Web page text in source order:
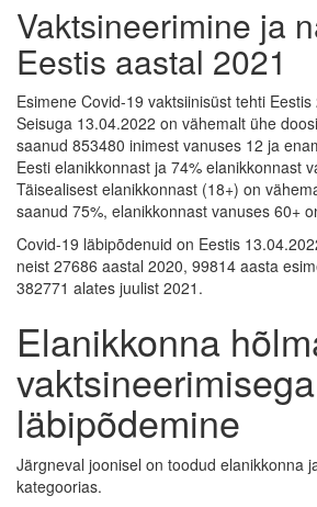
Vaktsineerimine ja
Eestis aastal 2021
Esimene Covid-19 vaktsiinisüst tehti
Seisuga 13.04.2022 on vähemalt ühe
saanud 853480 inimest vanuses 12 ja
Eesti elanikkonnast ja 74% elanikkonnast
Täisealisest elanikkonnast (18+) on
saanud 75%, elanikkonnast vanuses 60+
Covid-19 läbipõdenuid on Eestis
neist 27686 aastal 2020, 99814 aasta
382771 alates juulist 2021.
Elanikkonna
läbipõdemine
Järgneval joonisel on toodud elanikkonna
kategoorias.